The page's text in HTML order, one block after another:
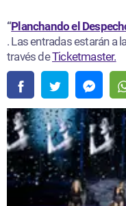
“Planchando el
. Las entradas estarán a
través deTicketmaster.